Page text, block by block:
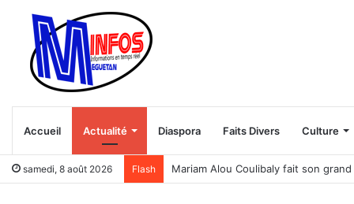
Accueil Actualité Diaspora Faits Divers Culture
samedi, 8 août 2026 Flash Mariam Alou Coulibaly fait son